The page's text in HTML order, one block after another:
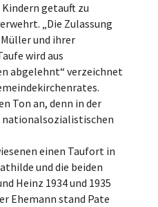
getauft zu
„Die Zulassung
und ihrer
wird aus
abgelehnt“ verzeichnet
Ton an, denn in der
nationalsozialistischen
einen Taufort in
und die beiden
Heinz 1934 und 1935
Ehemann stand Pate